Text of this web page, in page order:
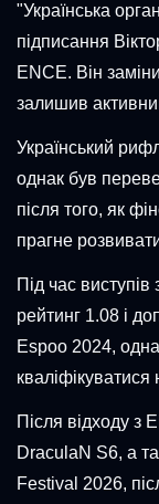
"Українська
підписання
ENCE. Він
залишив
Український
однак був
після того, як
прагне
Під час
рейтинг 1.08 і
Espoo 2024,
Після відходу з
DraculaN S6, а
Festival 2026,